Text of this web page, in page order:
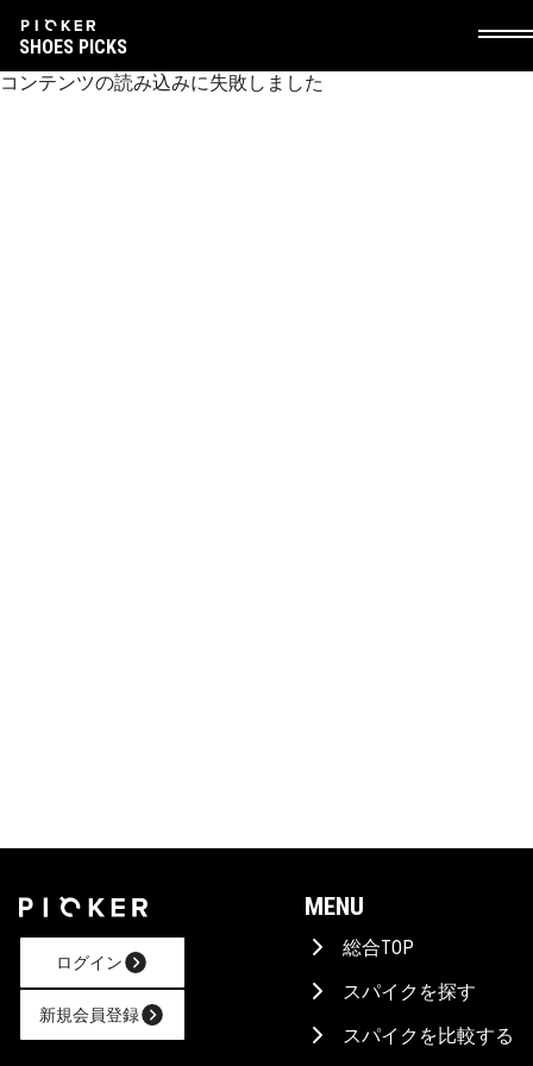
SHOES PICKS
コンテンツの読み込みに失敗しました
ログイン
新規会員登録
MENU
総合TOP
スパイクを探す
スパイクを比較する